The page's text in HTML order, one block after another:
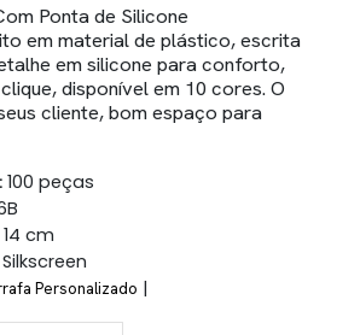
Ponta de Silicone
em material de plástico, escrita
em silicone para conforto,
disponível em 10 cores. O
cliente, bom espaço para
100 peças
cm
Silkscreen
Personalizado |